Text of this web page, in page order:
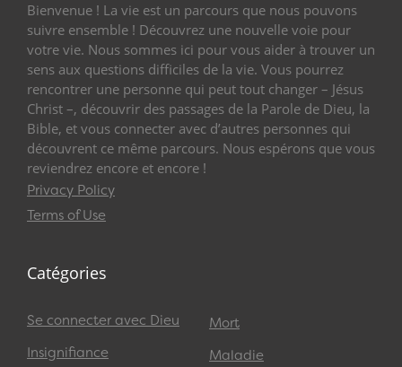
Bienvenue ! La vie est un parcours que nous pouvons
suivre ensemble ! Découvrez une nouvelle voie pour
votre vie. Nous sommes ici pour vous aider à trouver un
sens aux questions difficiles de la vie. Vous pourrez
rencontrer une personne qui peut tout changer – Jésus
Christ –, découvrir des passages de la Parole de Dieu, la
Bible, et vous connecter avec d’autres personnes qui
découvrent ce même parcours. Nous espérons que vous
reviendrez encore et encore !
Privacy Policy
Terms of Use
Catégories
Se connecter avec Dieu
Insignifiance
Mort
Maladie